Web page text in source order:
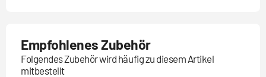
Empfohlenes Zubehör
Folgendes Zubehör wird häufig zu diesem Artikel
mitbestellt